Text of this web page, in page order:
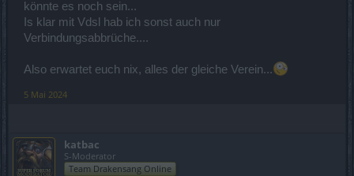
könnte es noch sein...
Is klar mit Vdsl hab ich sonst auch nur
Verbindungsabbrüche....
Also erwartet euch nix, alles der gleiche Verein...
5 Mai 2024
katbac
S-Moderator
Team Drakensang Online